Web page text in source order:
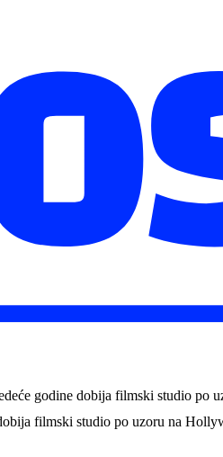
godine dobija filmski studio po
filmski studio po uzoru na